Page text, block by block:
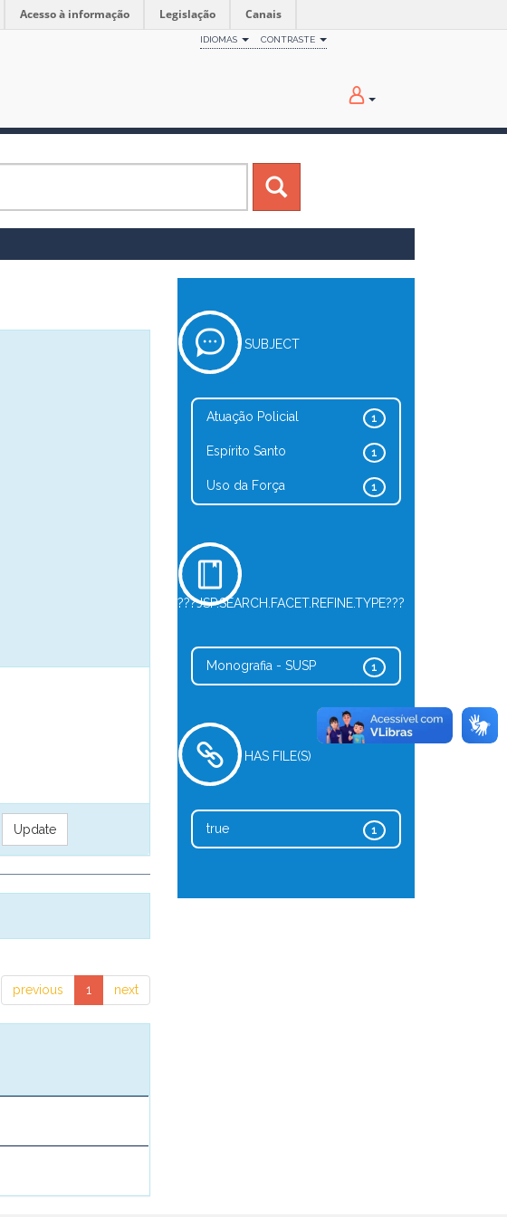
Acesso à informação Legislação Canais
IDIOMAS CONTRASTE
previous 1 next
SUBJECT
1
Atuação Policial
1
Espírito Santo
1
Uso da Força
???JSP.SEARCH.FACET.REFINE.TYPE???
1
Monografia - SUSP
HAS FILE(S)
1
true